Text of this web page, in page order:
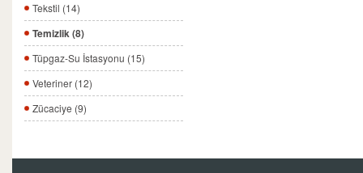
Tekstil (14)
Temizlik (8)
Tüpgaz-Su İstasyonu (15)
Veteriner (12)
Zücaciye (9)